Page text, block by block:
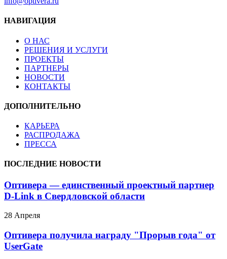
НАВИГАЦИЯ
О НАС
РЕШЕНИЯ И УСЛУГИ
ПРОЕКТЫ
ПАРТНЕРЫ
НОВОСТИ
КОНТАКТЫ
ДОПОЛНИТЕЛЬНО
КАРЬЕРА
РАСПРОДАЖА
ПРЕССА
ПОСЛЕДНИЕ НОВОСТИ
Оптивера — единственный проектный партнер
D-Link в Свердловской области
28 Апреля
Оптивера получила награду "Прорыв года" от
UserGate